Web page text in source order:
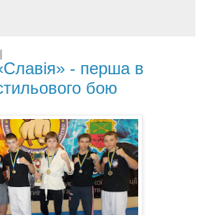
- перша в
бою